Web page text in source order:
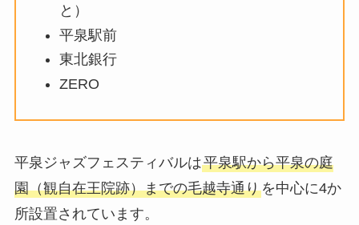
と）
平泉駅前
東北銀行
ZERO
平泉ジャズフェスティバルは平泉駅から平泉の庭
園（観自在王院跡）までの毛越寺通りを中心に4か
所設置されています。